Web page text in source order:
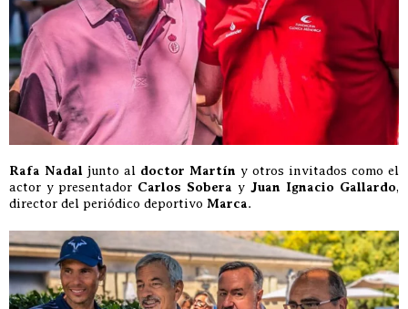
Rafa Nadal junto al doctor Martín y otros invitados como el
actor y presentador Carlos Sobera y Juan Ignacio Gallardo,
director del periódico deportivo Marca.